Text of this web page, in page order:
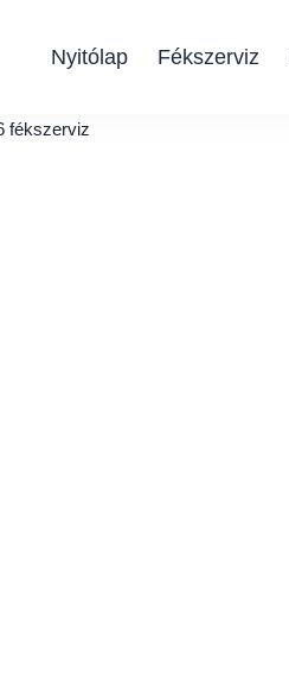
Nyitólap Fékszerviz
fékszerviz